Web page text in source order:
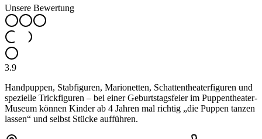
Unsere Bewertung
3.9
Handpuppen, Stabfiguren, Marionetten, Schattentheaterfiguren und
spezielle Trickfiguren – bei einer Geburtstagsfeier im Puppentheater-
Museum können Kinder ab 4 Jahren mal richtig „die Puppen tanzen
lassen“ und selbst Stücke aufführen.